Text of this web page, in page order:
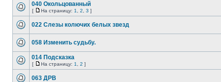
040 Окольцованный
[ На страницу: 1 2 3 ]
022 Слезы колючих белых звезд
058 Изменить судьбу.
014 Подсказка
[ На страницу: 1 2 ]
063 ДРВ